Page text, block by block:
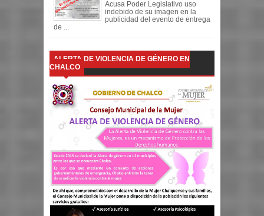
Acusa Poder Legislativo uso
indebido de su imagen en la
publicidad del evento de entrega
de ...
ALERTA DE VIOLENCIA DE GÉNERO EN
CHALCO